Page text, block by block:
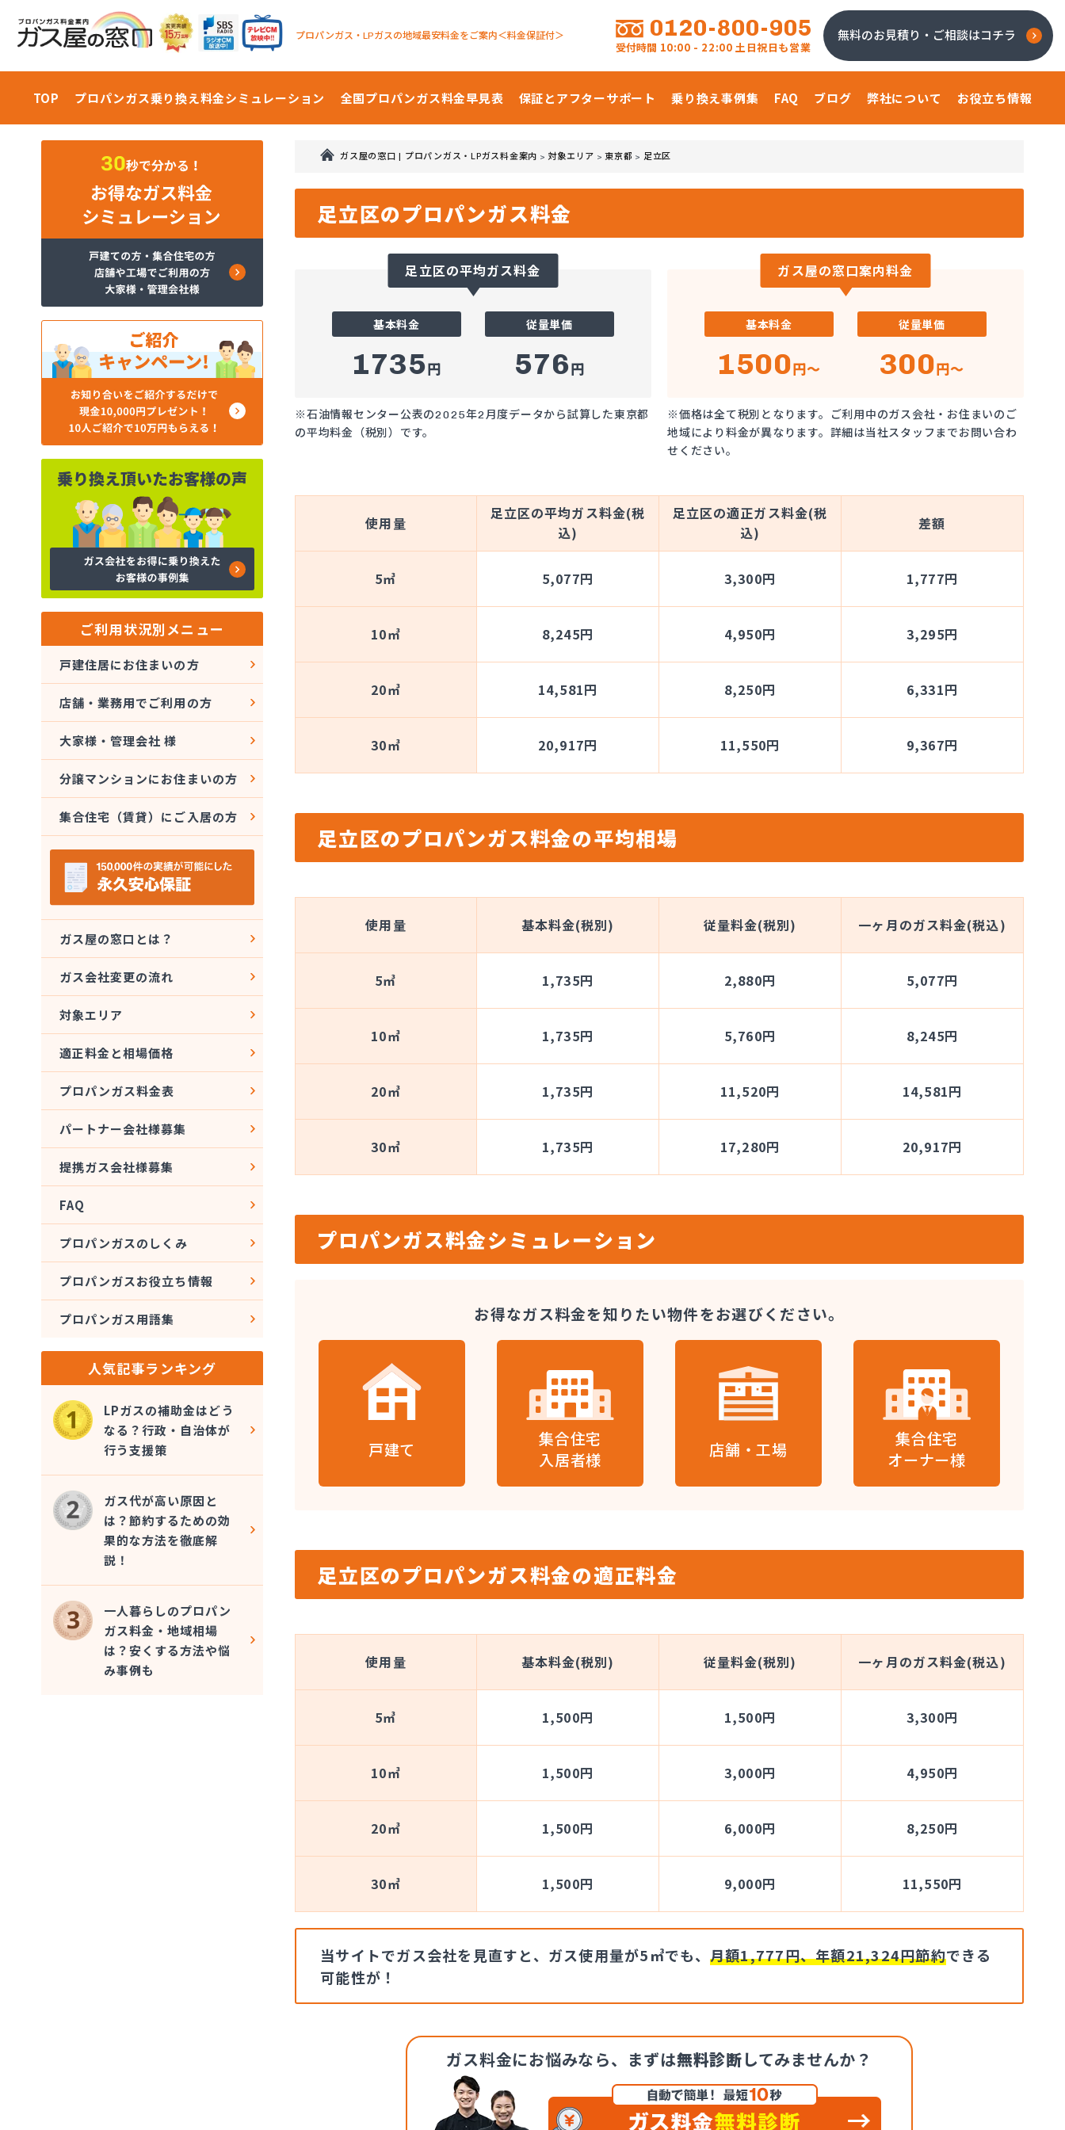
プロパンガス・LPガスの地域最安料金をご案内＜料金保証付＞ 0120-800-905
受付時間 10:00 - 22:00 土日祝日も営業
無料のお見積り・ご相談はコチラ
TOP プロパンガス乗り換え料金シミュレーション 全国プロパンガス料金早見表 保証とアフターサポート 乗り換え事例集 FAQ ブログ 弊社について お役立ち情報
ガス屋の窓口 | プロパンガス・LPガス料金案内 > 対象エリア >東京都 > 足立区
足立区のプロパンガス料金
足立区の平均ガス料金
基本料金
1735円
従量単価
576円
※石油情報センター公表の2025年2月度データから試算した東京都
の平均料金（税別）です。
ガス屋の窓口案内料金
基本料金
1500円～
従量単価
300円～
※価格は全て税別となります。ご利用中のガス会社・お住まいのご
地域により料金が異なります。詳細は当社スタッフまでお問い合わ
せください。
使用量
足立区の平均ガス料金(税
込)
足立区の適正ガス料金(税
込)
差額
5㎥ 5,077円 3,300円 1,777円
10㎥ 8,245円 4,950円 3,295円
20㎥ 14,581円 8,250円 6,331円
30㎥ 20,917円 11,550円 9,367円
足立区のプロパンガス料金の平均相場
使用量 基本料金(税別) 従量料金(税別) 一ヶ月のガス料金(税込)
5㎥ 1,735円 2,880円 5,077円
10㎥ 1,735円 5,760円 8,245円
20㎥ 1,735円 11,520円 14,581円
30㎥ 1,735円 17,280円 20,917円
プロパンガス料金シミュレーション
お得なガス料金を知りたい物件をお選びください。
戸建て
集合住宅
入居者様
店舗・工場
集合住宅
オーナー様
足立区のプロパンガス料金の適正料金
使用量 基本料金(税別) 従量料金(税別) 一ヶ月のガス料金(税込)
5㎥ 1,500円 1,500円 3,300円
10㎥ 1,500円 3,000円 4,950円
20㎥ 1,500円 6,000円 8,250円
30㎥ 1,500円 9,000円 11,550円
当サイトでガス会社を見直すと、ガス使用量が5㎥でも、 月額1,777円、年額21,324円節約できる
可能性が！
ガス料金にお悩みなら、 まずは無料診断 してみませんか？
ご利用状況別メニュー
戸建住居にお住まいの方
店舗・業務用でご利用の方
大家様・管理会社 様
分譲マンションにお住まいの方
集合住宅（賃貸）にご入居の方
ガス屋の窓口とは？
ガス会社変更の流れ
対象エリア
適正料金と相場価格
プロパンガス料金表
パートナー会社様募集
提携ガス会社様募集
FAQ
プロパンガスのしくみ
プロパンガスお役立ち情報
プロパンガス用語集
人気記事ランキング
LPガスの補助金はどう
なる？行政・自治体が
行う支援策
ガス代が高い原因と
は？節約するための効
果的な方法を徹底解
説！
一人暮らしのプロパン
ガス料金・地域相場
は？安くする方法や悩
み事例も